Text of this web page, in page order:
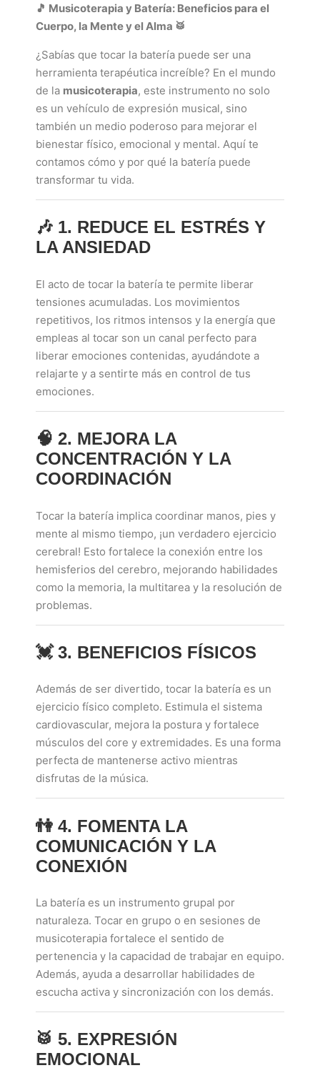
🎵 Musicoterapia y Batería: Beneficios para el
Cuerpo, la Mente y el Alma 🥁
¿Sabías que tocar la batería puede ser una
herramienta terapéutica increíble? En el mundo
de la musicoterapia, este instrumento no solo
es un vehículo de expresión musical, sino
también un medio poderoso para mejorar el
bienestar físico, emocional y mental. Aquí te
contamos cómo y por qué la batería puede
transformar tu vida.
🎶 1. REDUCE EL ESTRÉS Y
LA ANSIEDAD
El acto de tocar la batería te permite liberar
tensiones acumuladas. Los movimientos
repetitivos, los ritmos intensos y la energía que
empleas al tocar son un canal perfecto para
liberar emociones contenidas, ayudándote a
relajarte y a sentirte más en control de tus
emociones.
🧠 2. MEJORA LA
CONCENTRACIÓN Y LA
COORDINACIÓN
Tocar la batería implica coordinar manos, pies y
mente al mismo tiempo, ¡un verdadero ejercicio
cerebral! Esto fortalece la conexión entre los
hemisferios del cerebro, mejorando habilidades
como la memoria, la multitarea y la resolución de
problemas.
💓3. BENEFICIOS FÍSICOS
Además de ser divertido, tocar la batería es un
ejercicio físico completo. Estimula el sistema
cardiovascular, mejora la postura y fortalece
músculos del core y extremidades. Es una forma
perfecta de mantenerse activo mientras
disfrutas de la música.
👫 4. FOMENTA LA
COMUNICACIÓN Y LA
CONEXIÓN
La batería es un instrumento grupal por
naturaleza. Tocar en grupo o en sesiones de
musicoterapia fortalece el sentido de
pertenencia y la capacidad de trabajar en equipo.
Además, ayuda a desarrollar habilidades de
escucha activa y sincronización con los demás.
🥁 5. EXPRESIÓN
EMOCIONAL